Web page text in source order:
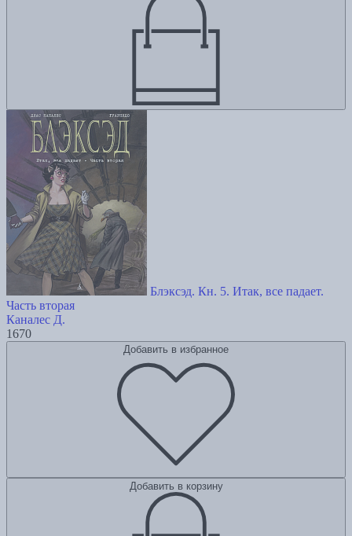
Блэксэд. Кн. 5. Итак, все падает.
Часть вторая
Каналес Д.
1670
Добавить в избранное
Добавить в корзину